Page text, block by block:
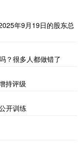
年9月19日的股东总
？很多人都做错了
持评级
开训练